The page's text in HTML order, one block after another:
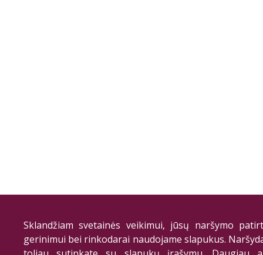
Sklandžiam svetainės veikimui, jūsų naršymo
gerinimui bei rinkodarai naudojame slapukus.